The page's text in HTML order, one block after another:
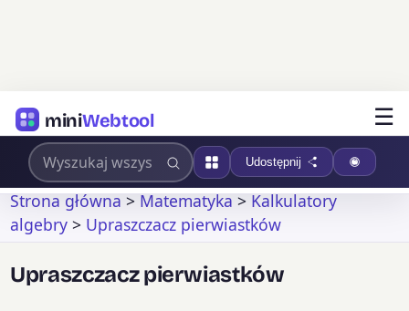
miniWebtool ☰
Udostępnij
Strona główna>Matematyka>Kalkulatory
algebry > Upraszczacz pierwiastków
Upraszczacz pierwiastków